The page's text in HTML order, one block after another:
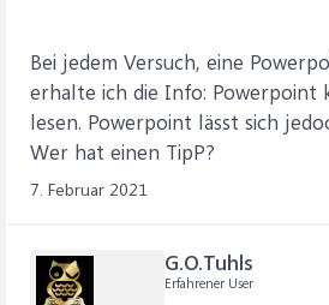
Bei jedem Versuch, eine
erhalte ich die Info: Powerpoint
lesen. Powerpoint lässt sich
Wer hat einen TipP?
7. Februar 2021
G.O.Tuhls
Erfahrener User